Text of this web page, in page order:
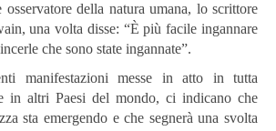
della natura umana, lo scrittore
una volta disse: “È più facile ingannare
che sono state ingannate”.
manifestazioni messe in atto in tutta
in altri Paesi del mondo, ci indicano che
sta emergendo e che segnerà una svolta